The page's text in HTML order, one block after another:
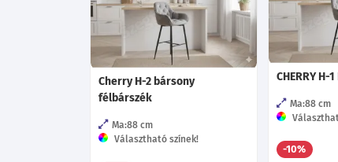
CHERRY H-
Ma:88cm
-10%
Cherry H-2 bársony
félbárszék
Ma:88 cm
Választható színek!